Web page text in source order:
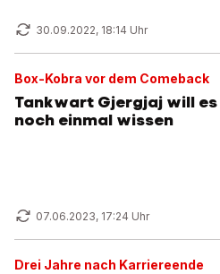
30.09.2022, 18:14 Uhr
Box-Kobra vor dem Comeback
Tankwart Gjergjaj will es
noch einmal wissen
07.06.2023, 17:24 Uhr
Drei Jahre nach Karriereende